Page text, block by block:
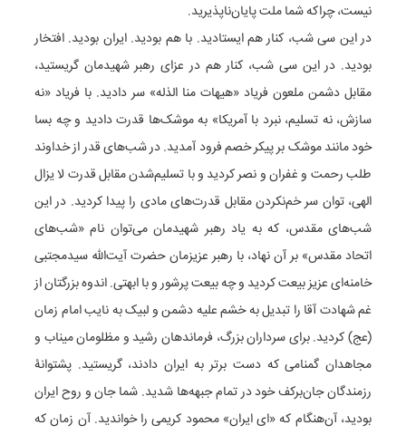
نیست، چراکه شما ملت پایان‌ناپذیرید.
در این سی شب، کنار هم ایستادید. با هم بودید. ایران بودید. افتخار
بودید. در این سی شب، کنار هم در عزای رهبر شهیدمان گریستید،
مقابل دشمن ملعون فریاد «هیهات منا الذله» سر دادید. با فریاد «نه
سازش، نه تسلیم، نبرد با آمریکا» به موشک‌ها قدرت دادید و چه بسا
خود مانند موشک بر پیکر خصم فرود آمدید. در شب‌های قدر از خداوند
طلب رحمت و غفران و نصر کردید و با تسلیم‌شدن مقابل قدرت لا یزال
الهی، توان سر خم‌نکردن مقابل قدرت‌های مادی را پیدا کردید. در این
شب‌های مقدس، که به یاد رهبر شهیدمان می‌توان نام «شب‌های
اتحاد مقدس» بر آن نهاد، با رهبر عزیزمان حضرت آیت‌الله سیدمجتبی
خامنه‌ای عزیز بیعت کردید و چه بیعت پرشور و با ابهتی. اندوه بزرگتان از
غم شهادت آقا را تبدیل به خشم علیه دشمن و لبیک به نایب امام زمان
(عج) کردید. برای سرداران بزرگ، فرماندهان رشید و مظلومان میناب و
مجاهدان گمنامی که دست برتر به ایران دادند، گریستید. پشتوانۀ
رزمندگان جان‌برکف خود در تمام جبهه‌ها شدید. شما جان و روح ایران
بودید، آن‌هنگام که «ای ایران» محمود کریمی را خواندید. آن زمان که